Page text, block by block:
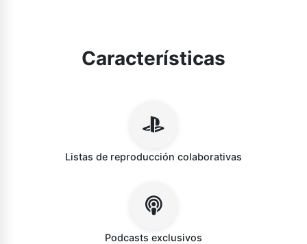
Características
Listas de reproducción colaborativas
Podcasts exclusivos